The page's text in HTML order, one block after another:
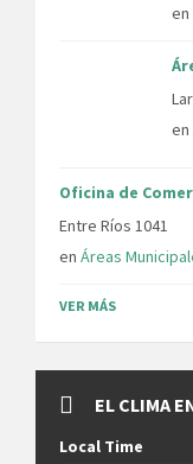
en
en
Oficina de
Entre Ríos 1041
en Áreas
VER MÁS
EL CLIMA
Local Time